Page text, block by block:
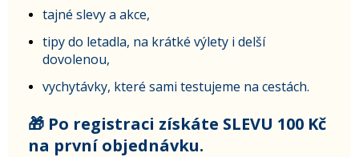
tajné slevy a akce,
tipy do letadla, na krátké výlety i delší
dovolenou,
vychytávky, které sami testujeme na cestách.
🎁 Po registraci získáte SLEVU 100 Kč
na první objednávku.